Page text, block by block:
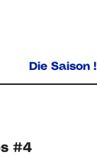
Die Saison !
#4